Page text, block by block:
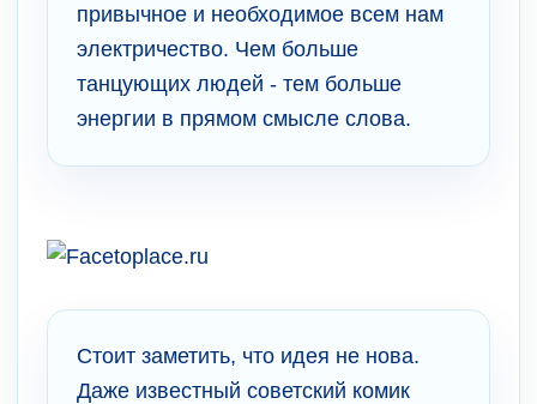
привычное и необходимое всем нам
электричество. Чем больше
танцующих людей - тем больше
энергии в прямом смысле слова.
Стоит заметить, что идея не нова.
Даже известный советский комик